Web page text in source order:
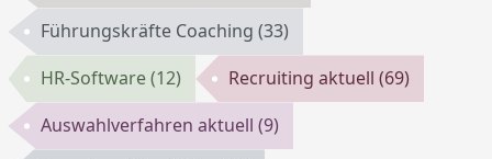
Führungskräfte Coaching(33)
HR-Software(12) Recruiting aktuell(69)
Auswahlverfahren aktuell(9)